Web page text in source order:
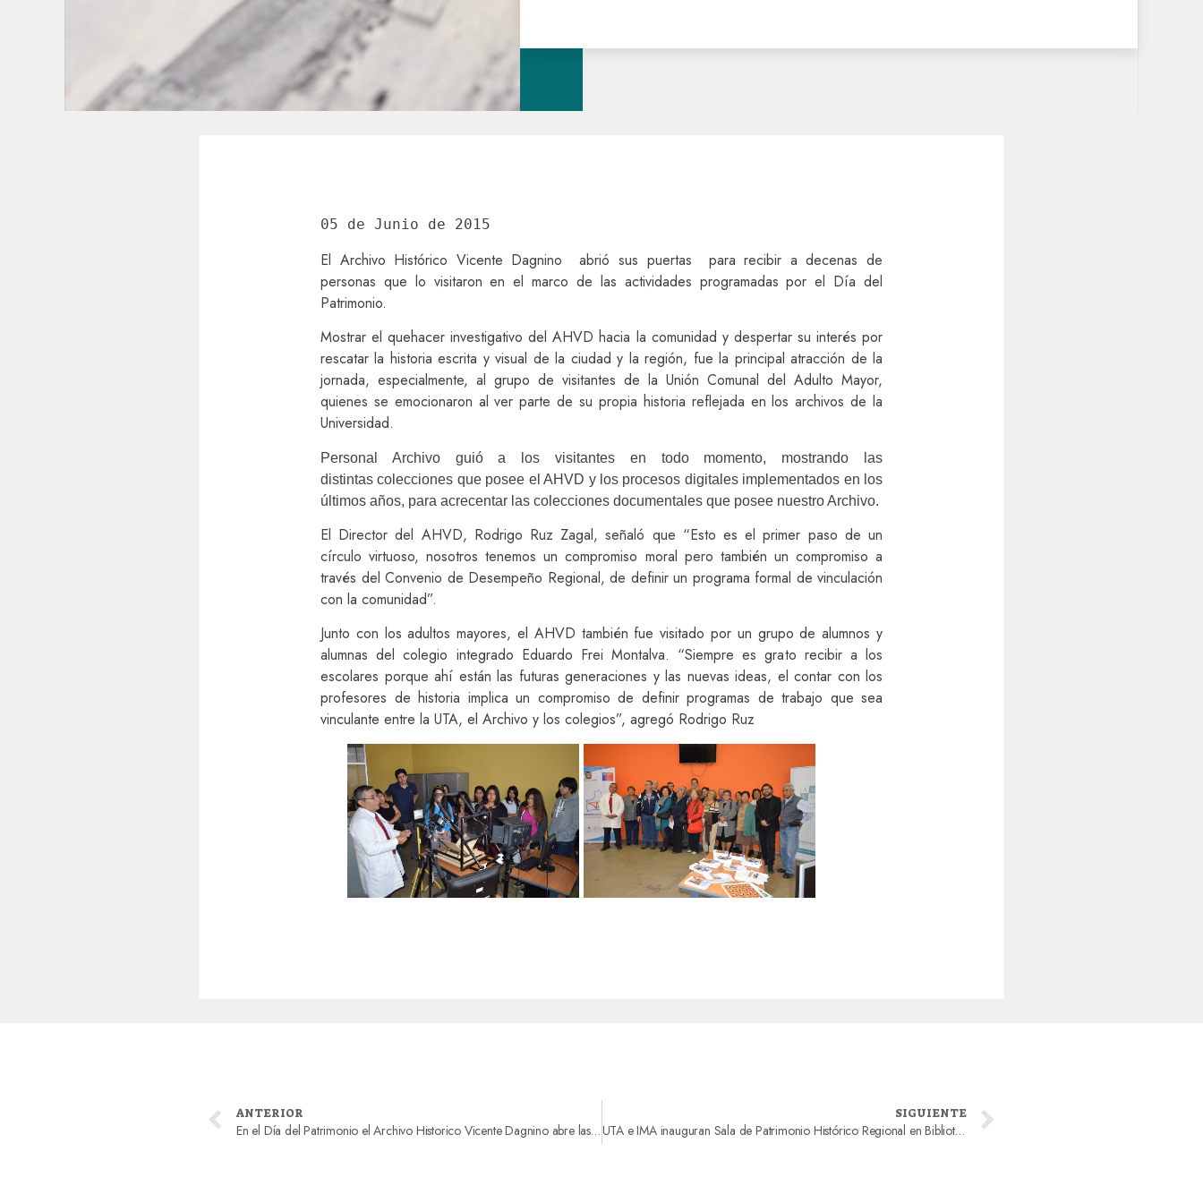
05 de Junio de 2015
El Archivo Histórico Vicente Dagnino abrió sus puertas para recibir a decenas de
personas que lo visitaron en el marco de las actividades programadas por el Día del
Patrimonio.
Mostrar el quehacer investigativo del AHVD hacia la comunidad y despertar su interés por
rescatar la historia escrita y visual de la ciudad y la región, fue la principal atracción de la
jornada, especialmente, al grupo de visitantes de la Unión Comunal del Adulto Mayor,
quienes se emocionaron al ver parte de su propia historia reflejada en los archivos de la
Universidad.
Personal Archivo guió a los visitantes en todo momento, mostrando las
distintas colecciones que posee el AHVD y los procesos digitales implementados en los
últimos años, para acrecentar las colecciones documentales que posee nuestro Archivo.
El Director del AHVD, Rodrigo Ruz Zagal, señaló que “Esto es el primer paso de un
círculo virtuoso, nosotros tenemos un compromiso moral pero también un compromiso a
través del Convenio de Desempeño Regional, de definir un programa formal de vinculación
con la comunidad”.
Junto con los adultos mayores, el AHVD también fue visitado por un grupo de alumnos y
alumnas del colegio integrado Eduardo Frei Montalva. “Siempre es grato recibir a los
escolares porque ahí están las futuras generaciones y las nuevas ideas, el contar con los
profesores de historia implica un compromiso de definir programas de trabajo que sea
vinculante entre la UTA, el Archivo y los colegios”, agregó Rodrigo Ruz
ANTERIOR
En el Día del Patrimonio el Archivo Historico Vicente Dagnino abre las puertas a la Comunidad Ariqueña
SIGUIENTE
UTA e IMA inauguran Sala de Patrimonio Histórico Regional en Biblioteca Pública